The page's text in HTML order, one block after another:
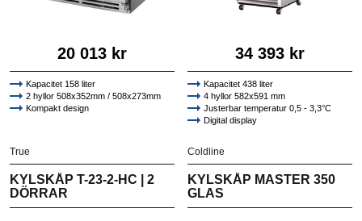
20 013 kr
Kapacitet 158 liter
2 hyllor 508x352mm / 508x273mm
Kompakt design
34 393 kr
Kapacitet 438 liter
4 hyllor 582x591 mm
Justerbar temperatur 0,5 - 3,3°C
Digital display
True
KYLSKÅP T-23-2-HC | 2
DÖRRAR
Coldline
KYLSKÅP MASTER 350
GLAS